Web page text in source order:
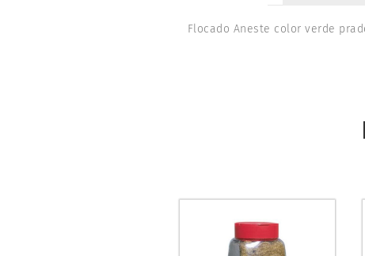
Flocado Aneste color verde